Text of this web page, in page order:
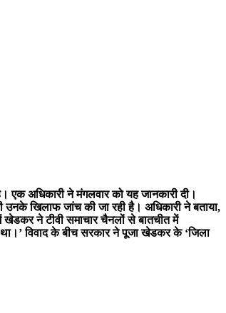
एक अधिकारी ने मंगलवार को यह जानकारी दी।
खिलाफ जांच की जा रही है। अधिकारी ने बताया,
ने टीवी समाचार चैनलों से बातचीत में
विवाद के बीच सरकार ने पूजा खेडकर के ‘जिला